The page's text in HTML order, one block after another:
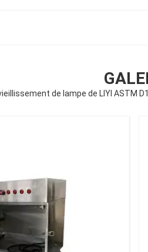
de lampe de LIYI ASTM